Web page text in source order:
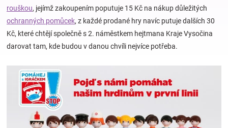
výbava
Hračky
zábava
rouškou, jejímž zakoupením poputuje 15 Kč na nákup důležitých
ochranných pomůcek, z každé prodané hry navíc putuje dalších 30
Kč, které chtějí společně s2. náměstkem hejtmana Kraje Vysočina
darovat tam, kde budou v danou chvíli nejvíce potřeba.